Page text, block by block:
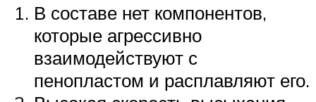
В составе нет компонентов,
которые агрессивно
взаимодействуют с
пенопластом и расплавляют его.